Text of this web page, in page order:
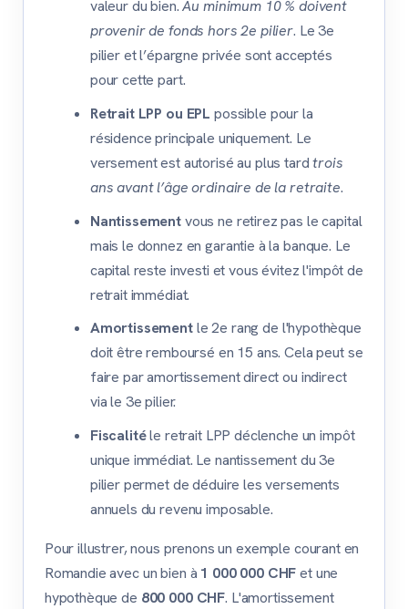
valeur du bien.Au minimum 10 % doivent
provenir de fonds hors 2e pilier. Le 3e
pilier et l’épargne privée sont acceptés
pour cette part.
Retrait LPP ou EPL possible pour la
résidence principale uniquement. Le
versement est autorisé au plus tardtrois
ans avant l’âge ordinaire de la retraite.
Nantissementvous ne retirez pas le capital
mais le donnez en garantie à la banque. Le
capital reste investi et vous évitez l'impôt de
retrait immédiat.
Amortissementle 2e rang de l'hypothèque
doit être remboursé en 15 ans. Cela peut se
faire par amortissement direct ou indirect
via le 3e pilier.
Fiscalitéle retrait LPP déclenche un impôt
unique immédiat. Le nantissement du 3e
pilier permet de déduire les versements
annuels du revenu imposable.
Pour illustrer, nous prenons un exemple courant en
Romandie avec un bien à 1 000 000 CHFet une
hypothèque de 800 000 CHF. L'amortissement